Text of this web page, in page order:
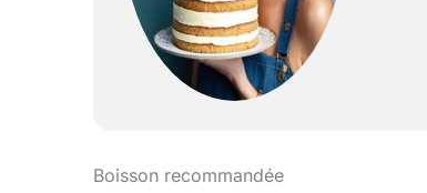
Boisson recommandée